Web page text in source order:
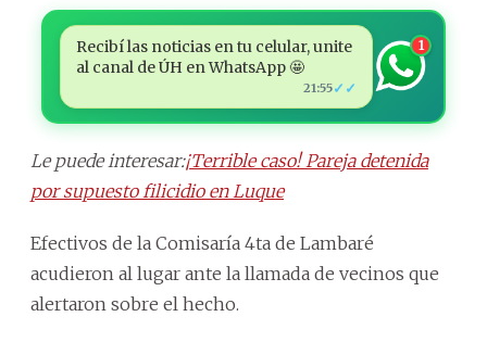
Recibí las noticias en tu celular, unite
al canal de ÚH en WhatsApp 🤩
21:55✓✓
1
Le puede interesar:¡Terrible caso! Pareja detenida
por supuesto filicidio en Luque
Efectivos de la Comisaría 4ta de Lambaré
acudieron al lugar ante la llamada de vecinos que
alertaron sobre el hecho.